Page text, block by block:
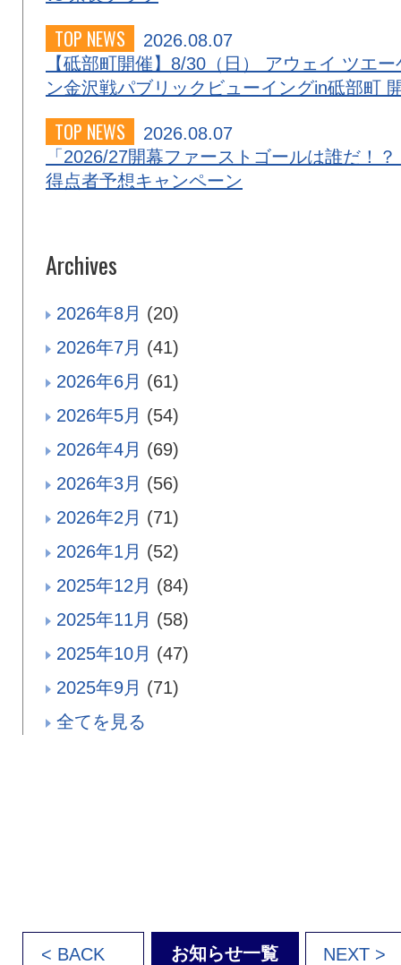
TOP NEWS
2026.08.07
【砥部町開催】8/30（日） アウェイ ツエー
ン金沢戦パブリックビューイングin砥部町
TOP NEWS
2026.08.07
「2026/27開幕ファーストゴールは誰だ！？
得点者予想キャンペーン
Archives
2026年8月 (20)
2026年7月 (41)
2026年6月 (61)
2026年5月 (54)
2026年4月 (69)
2026年3月 (56)
2026年2月 (71)
2026年1月 (52)
2025年12月 (84)
2025年11月 (58)
2025年10月 (47)
2025年9月 (71)
全てを見る
< BACK お知らせ一覧 NEXT >